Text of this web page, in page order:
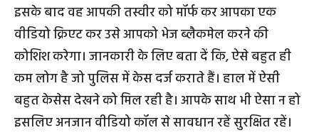
इसके बाद वह आपकी तस्वीर को मॉर्फ कर आपका एक
वीडियो क्रिएट कर उसे आपको भेज ब्लैकमेल करने की
कोशिश करेगा। जानकारी के लिए बता दें कि, ऐसे बहुत ही
कम लोग है जो पुलिस में केस दर्ज कराते हैं। हाल में ऐसी
बहुत केसेस देखने को मिल रही है। आपके साथ भी ऐसा न हो
इसलिए अनजान वीडियो कॉल से सावधान रहें सुरक्षित रहें।